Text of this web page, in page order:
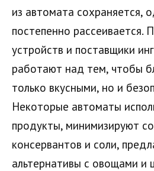
из автомата сохраняется,
постепенно рассеивается.
устройств и поставщики
работают над тем, чтобы
только вкусными, но и
Некоторые автоматы
продукты, минимизируют
консервантов и соли,
альтернативы с овощами и